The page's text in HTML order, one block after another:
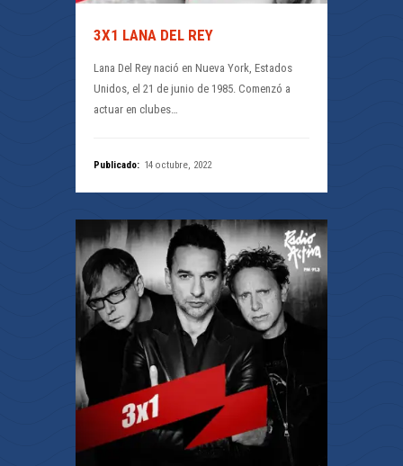
3X1 LANA DEL REY
Lana Del Rey nació en Nueva York, Estados
Unidos, el 21 de junio de 1985. Comenzó a
actuar en clubes…
Publicado: 14 octubre, 2022